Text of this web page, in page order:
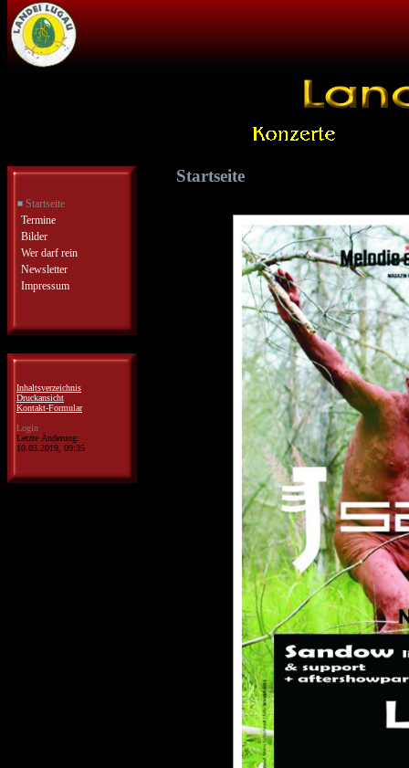
Startseite
Termine
Bilder
Wer darf rein
Newsletter
Impressum
Inhaltsverzeichnis
Druckansicht
Kontakt-Formular
Login
Letzte Änderung:
10.03.2019, 09:35
Startseite